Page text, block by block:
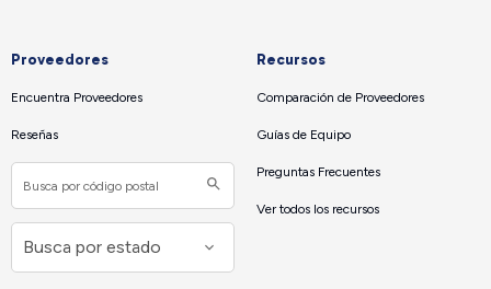
Proveedores
Encuentra Proveedores
Reseñas
Recursos
Comparación de Proveedores
Guías de Equipo
Preguntas Frecuentes
Ver todos los recursos